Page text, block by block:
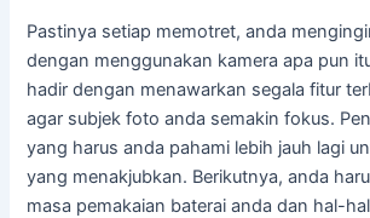
Pastinya setiap memotret, anda
dengan menggunakan kamera apa pun
hadir dengan menawarkan segala fitur
agar subjek foto anda semakin fokus.
yang harus anda pahami lebih jauh lagi
yang menakjubkan. Berikutnya, anda
masa pemakaian baterai anda dan hal-